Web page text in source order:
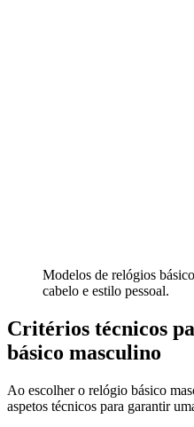
Modelos de relógios
cabelo e estilo pessoal.
Critérios técnicos
básico masculino
Ao escolher o relógio básico
aspetos técnicos para garantir